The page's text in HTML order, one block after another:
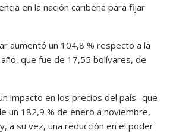
en la nación caribeña para fijar
aumentó un 104,8 % respecto a la
que fue de 17,55 bolívares, de
impacto en los precios del país -que
un 182,9 % de enero a noviembre,
a su vez, una reducción en el poder